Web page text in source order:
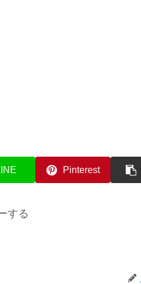
Pinterest
する